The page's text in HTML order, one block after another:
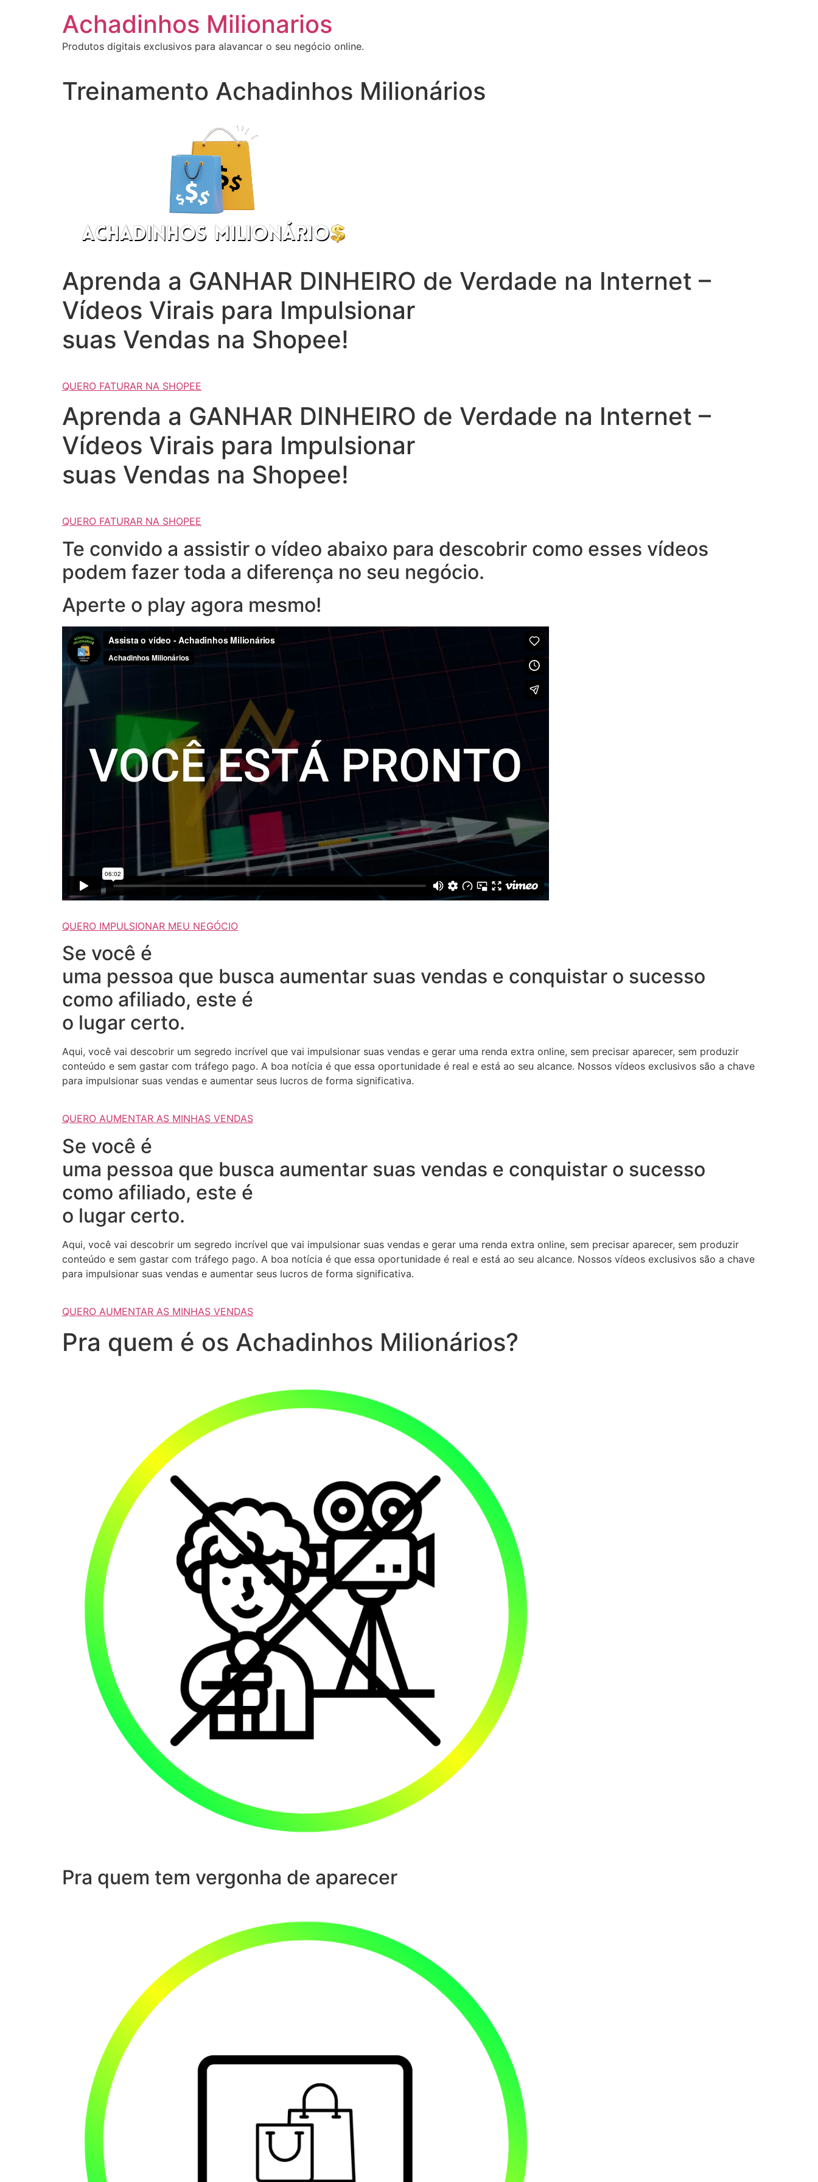
Achadinhos Milionarios
Produtos digitais exclusivos para alavancar o seu negócio online.
Treinamento Achadinhos Milionários
Aprenda a GANHAR DINHEIRO de Verdade na Internet –
Vídeos Virais para Impulsionar
suas Vendas na Shopee!
QUERO FATURAR NA SHOPEE
Aprenda a GANHAR DINHEIRO de Verdade na Internet –
Vídeos Virais para Impulsionar
suas Vendas na Shopee!
QUERO FATURAR NA SHOPEE
Te convido a assistir o vídeo abaixo para descobrir como esses vídeos
podem fazer toda a diferença no seu negócio.
Aperte o play agora mesmo!
QUERO IMPULSIONAR MEU NEGÓCIO
Se você é
uma pessoa que busca aumentar suas vendas e conquistar o sucesso
como afiliado, este é
o lugar certo.
Aqui, você vai descobrir um segredo incrível que vai impulsionar suas vendas e gerar uma renda extra online, sem precisar aparecer, sem produzir
conteúdo e sem gastar com tráfego pago. A boa notícia é que essa oportunidade é real e está ao seu alcance. Nossos vídeos exclusivos são a chave
para impulsionar suas vendas e aumentar seus lucros de forma significativa.
QUERO AUMENTAR AS MINHAS VENDAS
Se você é
uma pessoa que busca aumentar suas vendas e conquistar o sucesso
como afiliado, este é
o lugar certo.
Aqui, você vai descobrir um segredo incrível que vai impulsionar suas vendas e gerar uma renda extra online, sem precisar aparecer, sem produzir
conteúdo e sem gastar com tráfego pago. A boa notícia é que essa oportunidade é real e está ao seu alcance. Nossos vídeos exclusivos são a chave
para impulsionar suas vendas e aumentar seus lucros de forma significativa.
QUERO AUMENTAR AS MINHAS VENDAS
Pra quem é os Achadinhos Milionários?
Pra quem tem vergonha de aparecer